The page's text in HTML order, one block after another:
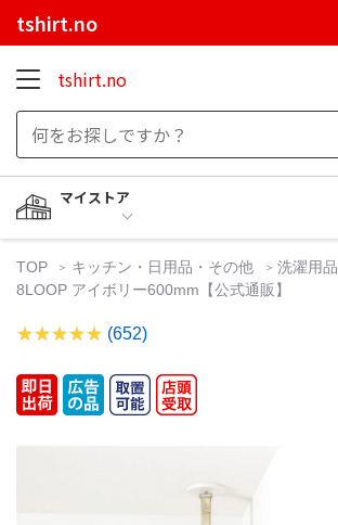
tshirt.no
tshirt.no
マイストア
TOP キッチン・日用品・その他 洗濯用品
8LOOP アイボリー600mm【公式通販】
(652)